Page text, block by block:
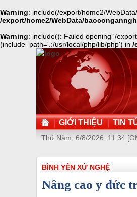
Warning: include(/export/home2/
/export/home2/WebData/
Warning: include(): Failed opening '/
(include_path='.:/usr/local/php/lib/php') in /
GIỚI THIỆU TIN
Thứ Năm, 6/8/2026, 11:34
BÌNH YÊN XỨ NGHỆ
Nâng cao y đức